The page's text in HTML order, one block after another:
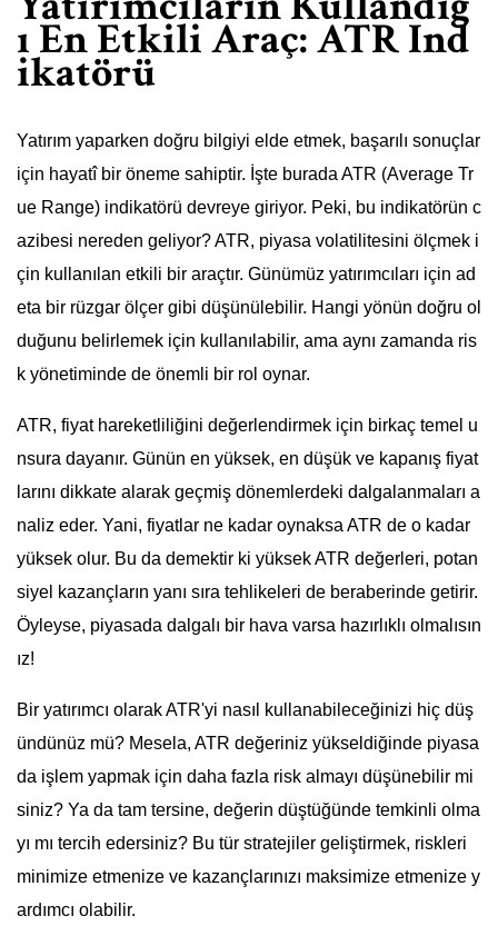
ı En Etkili Araç: ATR Ind
ikatörü
Yatırım yaparken doğru bilgiyi elde etmek, başarılı sonuçlar
için hayatî bir öneme sahiptir. İşte burada ATR (Average Tr
ue Range) indikatörü devreye giriyor. Peki, bu indikatörün c
azibesi nereden geliyor? ATR, piyasa volatilitesini ölçmek i
çin kullanılan etkili bir araçtır. Günümüz yatırımcıları için ad
eta bir rüzgar ölçer gibi düşünülebilir. Hangi yönün doğru ol
duğunu belirlemek için kullanılabilir, ama aynı zamanda ris
k yönetiminde de önemli bir rol oynar.
ATR, fiyat hareketliliğini değerlendirmek için birkaç temel u
nsura dayanır. Günün en yüksek, en düşük ve kapanış fiyat
larını dikkate alarak geçmiş dönemlerdeki dalgalanmaları a
naliz eder. Yani, fiyatlar ne kadar oynaksa ATR de o kadar
yüksek olur. Bu da demektir ki yüksek ATR değerleri, potan
siyel kazançların yanı sıra tehlikeleri de beraberinde getirir.
Öyleyse, piyasada dalgalı bir hava varsa hazırlıklı olmalısın
ız!
Bir yatırımcı olarak ATR'yi nasıl kullanabileceğinizi hiç düş
ündünüz mü? Mesela, ATR değeriniz yükseldiğinde piyasa
da işlem yapmak için daha fazla risk almayı düşünebilir mi
siniz? Ya da tam tersine, değerin düştüğünde temkinli olma
yı mı tercih edersiniz? Bu tür stratejiler geliştirmek, riskleri
minimize etmenize ve kazançlarınızı maksimize etmenize y
ardımcı olabilir.